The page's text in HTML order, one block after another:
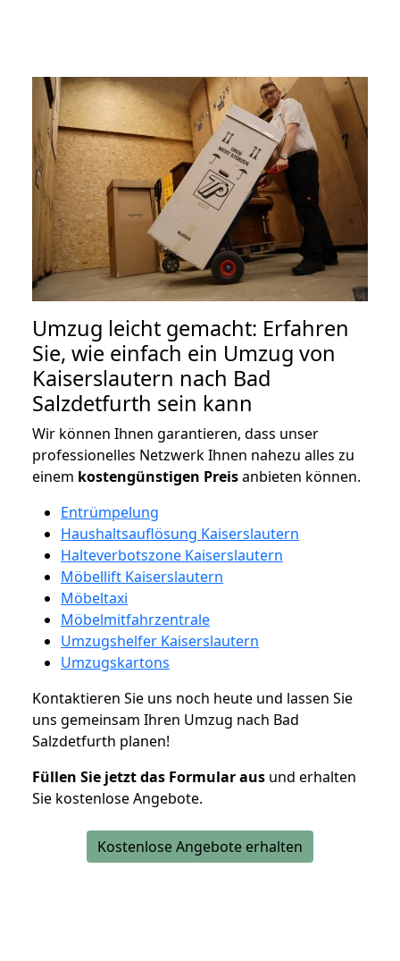
Umzug leicht gemacht: Erfahren
Sie, wie einfach ein Umzug von
Kaiserslautern nach Bad
Salzdetfurth sein kann
Wir können Ihnen garantieren, dass unser
professionelles Netzwerk Ihnen nahezu alles zu
einem kostengünstigen Preisanbieten können.
Entrümpelung
Haushaltsauflösung Kaiserslautern
Halteverbotszone Kaiserslautern
Möbellift Kaiserslautern
Möbeltaxi
Möbelmitfahrzentrale
Umzugshelfer Kaiserslautern
Umzugskartons
Kontaktieren Sie uns noch heute und lassen Sie
uns gemeinsam Ihren Umzug nach Bad
Salzdetfurth planen!
Füllen Sie jetzt das Formular aus und erhalten
Sie kostenlose Angebote.
Kostenlose Angebote erhalten